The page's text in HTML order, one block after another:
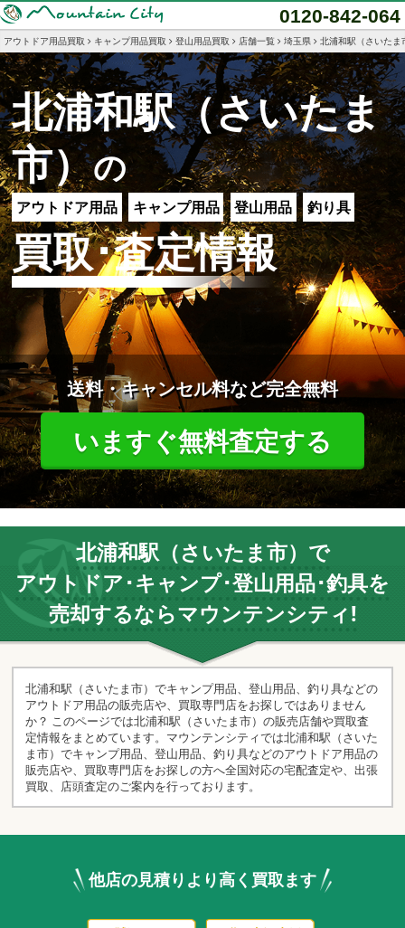
0120-842-064
アウトドア用品買取 キャンプ用品買取 登山用品買取 店舗一覧 埼玉県 北浦和駅（さいたま
北浦和駅（さいたま
市）の
アウトドア用品 キャンプ用品 登山用品 釣り具
買取･査定情報
送料・キャンセル料など完全無料
いますぐ無料査定する
北浦和駅（さいたま市）で
アウトドア･キャンプ･登山用品･釣具を
売却するならマウンテンシティ!
北浦和駅（さいたま市）でキャンプ用品、登山用品、釣り具などの
アウトドア用品の販売店や、買取専門店をお探しではありません
か？ このページでは北浦和駅（さいたま市）の販売店舗や買取査
定情報をまとめています。マウンテンシティでは北浦和駅（さいた
ま市）でキャンプ用品、登山用品、釣り具などのアウトドア用品の
販売店や、買取専門店をお探しの方へ全国対応の宅配査定や、出張
買取、店頭査定のご案内を行っております。
他店の見積りより高く買取ます